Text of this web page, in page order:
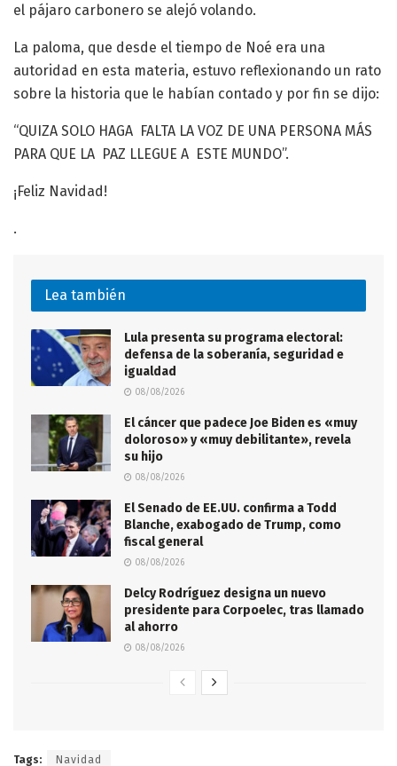
el pájaro carbonero se alejó volando.
La paloma, que desde el tiempo de Noé era una
autoridad en esta materia, estuvo reflexionando un rato
sobre la historia que le habían contado y por fin se dijo:
“QUIZA SOLO HAGA FALTA LA VOZ DE UNA PERSONA MÁS
PARA QUE LA PAZ LLEGUE A ESTE MUNDO”.
¡Feliz Navidad!
.
Lea también
Lula presenta su programa electoral:
defensa de la soberanía, seguridad e
igualdad
08/08/2026
El cáncer que padece Joe Biden es «muy
doloroso» y «muy debilitante», revela
su hijo
08/08/2026
El Senado de EE.UU. confirma a Todd
Blanche, exabogado de Trump, como
fiscal general
08/08/2026
Delcy Rodríguez designa un nuevo
presidente para Corpoelec, tras llamado
al ahorro
08/08/2026
Tags: Navidad